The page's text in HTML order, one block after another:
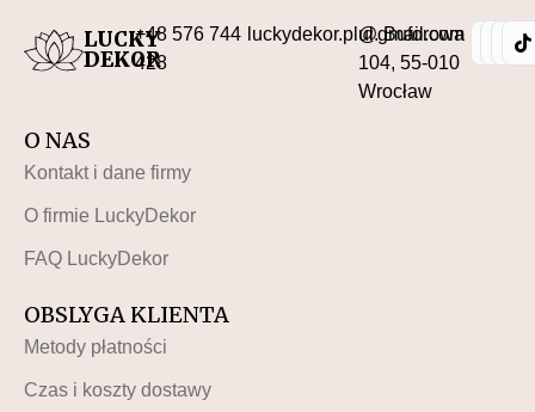
LUCKY
DEKOR
+48 576 744
428
luckydekor.pl@gmail.com
ul. Buforowa
104, 55-010
Wrocław
O NAS
Kontakt i dane firmy
O firmie LuckyDekor
FAQ LuckyDekor
OBSLYGA KLIENTA
Metody płatności
Czas i koszty dostawy